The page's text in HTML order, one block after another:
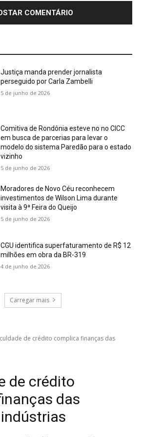
Justiça manda prender jornalista
perseguido por Carla Zambelli
5 de junho de 2026
Comitiva de Rondônia esteve no no CICC
em busca de parcerias para levar o
modelo do sistema Paredão para o estado
vizinho
5 de junho de 2026
Moradores de Novo Céu reconhecem
investimentos de Wilson Lima durante
visita à 9ª Feira do Queijo
5 de junho de 2026
CGU identifica superfaturamento de R$ 12
milhões em obra da BR-319
4 de junho de 2026
Carregar mais